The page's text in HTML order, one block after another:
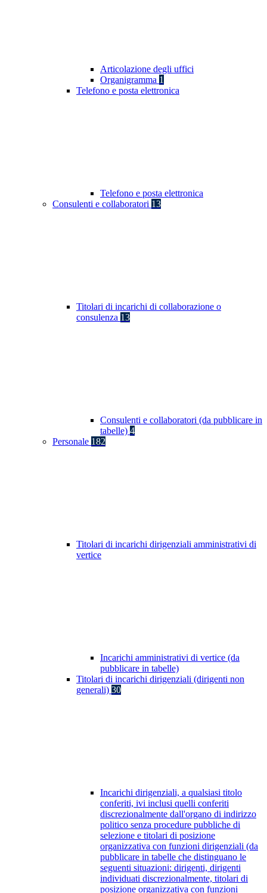
Articolazione degli uffici
Organigramma 1
Telefono e posta elettronica
Telefono e posta elettronica
Consulenti e collaboratori 13
Titolari di incarichi di collaborazione o
consulenza 13
Consulenti e collaboratori (da pubblicare in
tabelle) 4
Personale 182
Titolari di incarichi dirigenziali amministrativi di
vertice
Incarichi amministrativi di vertice (da
pubblicare in tabelle)
Titolari di incarichi dirigenziali (dirigenti non
generali) 30
Incarichi dirigenziali, a qualsiasi titolo
conferiti, ivi inclusi quelli conferiti
discrezionalmente dall'organo di indirizzo
politico senza procedure pubbliche di
selezione e titolari di posizione
organizzativa con funzioni dirigenziali (da
pubblicare in tabelle che distinguano le
seguenti situazioni: dirigenti, dirigenti
individuati discrezionalmente, titolari di
posizione organizzativa con funzioni